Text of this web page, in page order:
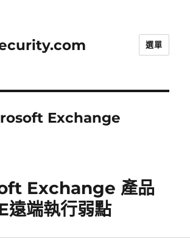
選單
Exchange
Exchange 產品
遠端執行弱點